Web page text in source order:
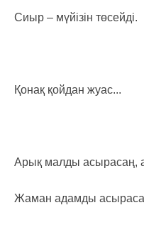
Сиыр – мүйізін төсейді.
Қонақ қойдан жуас...
Арық малды асырасаң,
Жаман адамды